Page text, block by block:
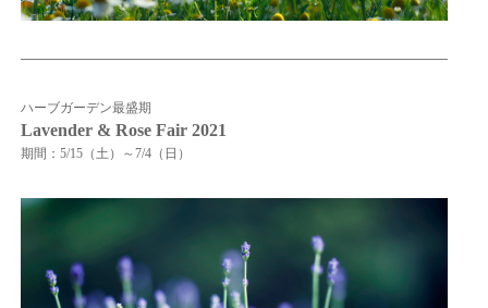
ハーブガーデン最盛期
Lavender & Rose Fair 2021
期間：5/15（土）～7/4（日）